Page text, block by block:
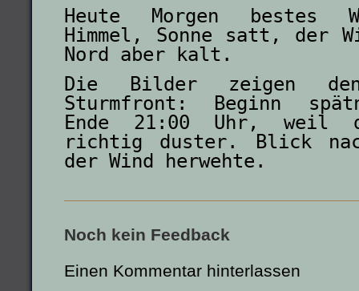
Heute Morgen bestes
Himmel, Sonne satt, der
Nord aber kalt.
Die Bilder zeigen
Sturmfront: Beginn
Ende 21:00 Uhr, weil
richtig duster. Blick
der Wind herwehte.
Noch kein Feedback
Einen Kommentar hinterlassen